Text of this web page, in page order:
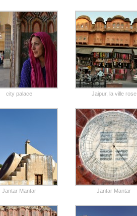
city palace Jaipur, la ville rose
Jantar Mantar Jantar Mantar